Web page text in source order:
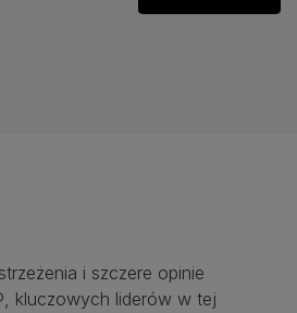
i szczere opinie
kluczowych liderów w tej